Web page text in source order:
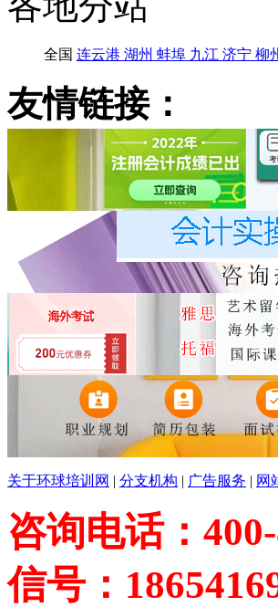
全国 连云港 湖州 蚌埠 九江 济宁 柳
友情链接：
关于环球培训网 | 分支机构 | 广告服务 | 网
咨询电话：
信号：